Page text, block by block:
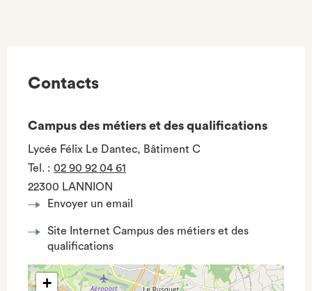
Contacts
Campus des métiers et des qualifications
Lycée Félix Le Dantec, Bâtiment C
Tel. : 02 90 92 04 61
22300 LANNION
Envoyer un email
Site Internet Campus des métiers et des
qualifications
+